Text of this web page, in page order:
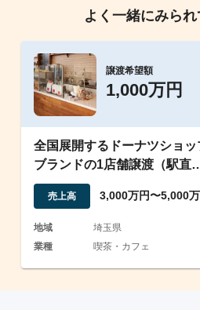
よく一緒にみら
譲渡希望額
1,000万円
全国展開するドーナツショッ
ブランドの1店舗譲渡（駅直
商業施設内の路面店立地）
売上高 3,000万円〜5,000
地域
埼玉県
業種
喫茶・カフェ